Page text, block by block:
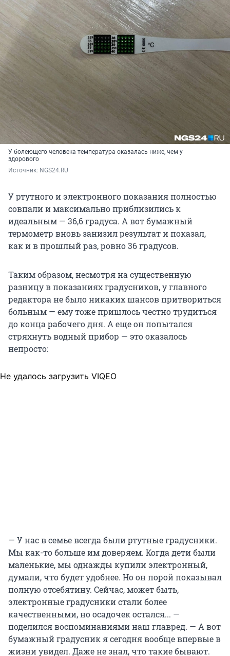
У болеющего человека температура оказалась ниже, чем у
здорового
Источник: NGS24.RU
У ртутного и электронного показания полностью
совпали и максимально приблизились к
идеальным — 36,6 градуса. А вот бумажный
термометр вновь занизил результат и показал,
как и в прошлый раз, ровно 36 градусов.
Таким образом, несмотря на существенную
разницу в показаниях градусников, у главного
редактора не было никаких шансов притвориться
больным — ему тоже пришлось честно трудиться
до конца рабочего дня. А еще он попытался
стряхнуть водный прибор — это оказалось
непросто:
Не удалось загрузить VIQEO
— У нас в семье всегда были ртутные градусники.
Мы как-то больше им доверяем. Когда дети были
маленькие, мы однажды купили электронный,
думали, что будет удобнее. Но он порой показывал
полную отсебятину. Сейчас, может быть,
электронные градусники стали более
качественными, но осадочек остался... —
поделился воспоминаниями наш главред. — А вот
бумажный градусник я сегодня вообще впервые в
жизни увидел. Даже не знал, что такие бывают.